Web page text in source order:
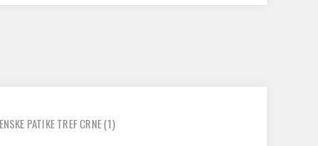
PATIKE TREF CRNE(1)